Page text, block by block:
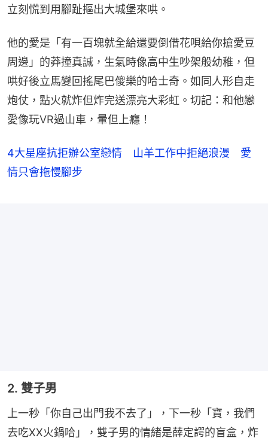
立刻慌到用腳趾摳出大城堡來哄。
他的愛是「有一百塊就全給還要倒借花唄給你搶愛豆
周邊」的莽撞真誠，生氣時像高中生吵架般幼稚，但
哄好後立馬變回搖尾巴傻樂的哈士奇。如同人形自走
炮仗，點火就炸但炸完送漂亮大彩虹。切記：和他戀
愛像玩VR過山車，暈但上癮！
4大星座抗拒辦公室戀情 山羊工作中拒絕浪漫 愛
情只會拖慢腳步
2. 雙子男
上一秒「你自己出門我不去了」，下一秒「寶，我們
去吃XX火鍋哈」，雙子男的情緒是薛定諤的盲盒，炸